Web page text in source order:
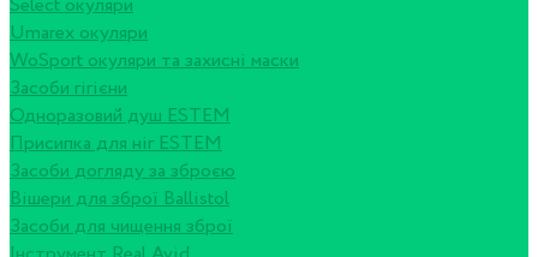
Select окуляри
Umarex окуляри
WoSport окуляри та захисні маски
Засоби гігієни
Одноразовий душ ESTEM
Присипка для ніг ESTEM
Засоби догляду за зброєю
Вішери для зброї Ballistol
Засоби для чищення зброї